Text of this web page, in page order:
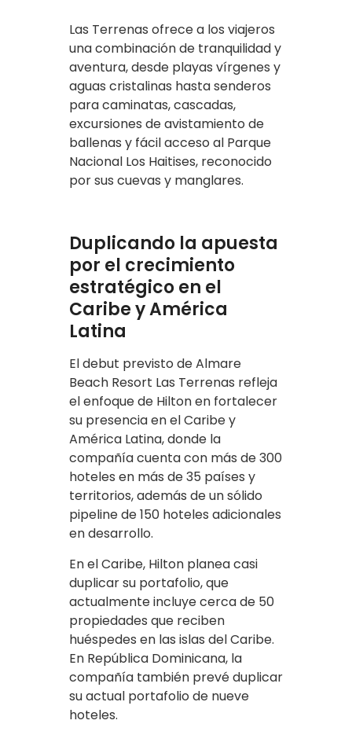
Las Terrenas ofrece a los viajeros
una combinación de tranquilidad y
aventura, desde playas vírgenes y
aguas cristalinas hasta senderos
para caminatas, cascadas,
excursiones de avistamiento de
ballenas y fácil acceso al Parque
Nacional Los Haitises, reconocido
por sus cuevas y manglares.
Duplicando la apuesta
por el crecimiento
estratégico en el
Caribe y América
Latina
El debut previsto de Almare
Beach Resort Las Terrenas refleja
el enfoque de Hilton en fortalecer
su presencia en el Caribe y
América Latina, donde la
compañía cuenta con más de 300
hoteles en más de 35 países y
territorios, además de un sólido
pipeline de 150 hoteles adicionales
en desarrollo.
En el Caribe, Hilton planea casi
duplicar su portafolio, que
actualmente incluye cerca de 50
propiedades que reciben
huéspedes en las islas del Caribe.
En República Dominicana, la
compañía también prevé duplicar
su actual portafolio de nueve
hoteles.